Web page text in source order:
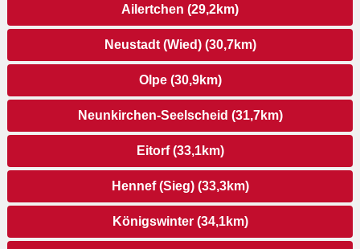
Ailertchen (29,2km)
Neustadt (Wied) (30,7km)
Olpe (30,9km)
Neunkirchen-Seelscheid (31,7km)
Eitorf (33,1km)
Hennef (Sieg) (33,3km)
Königswinter (34,1km)